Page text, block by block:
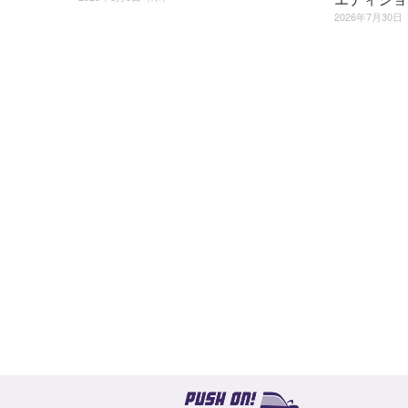
2026年7月30日